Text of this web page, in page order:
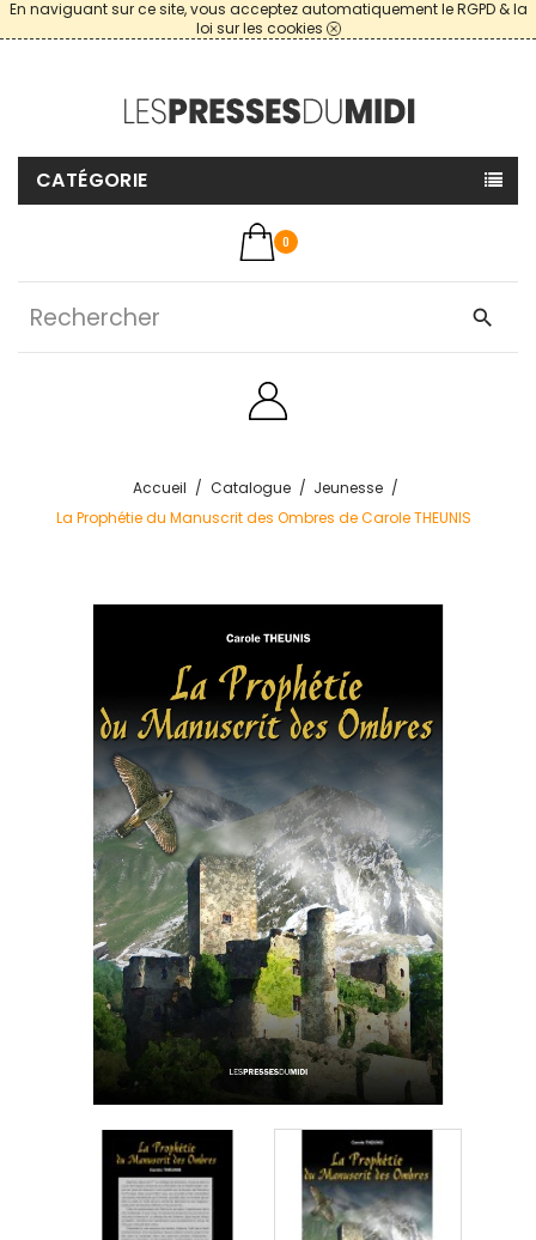
En naviguant sur ce site, vous acceptez automatiquement le RGPD & la
loi sur les cookies
CATÉGORIE
0
search
Accueil Catalogue
Jeunesse
La Prophétie du Manuscrit des Ombres de Carole THEUNIS